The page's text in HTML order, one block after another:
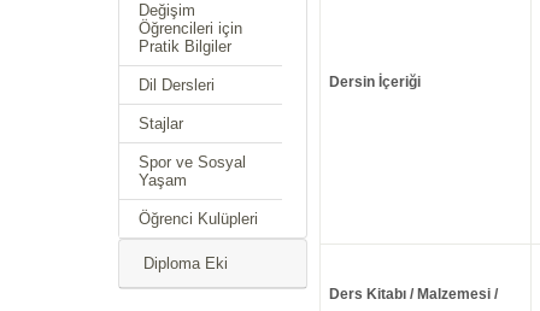
Değişim
Öğrencileri için
Pratik Bilgiler
Dil Dersleri
Stajlar
Spor ve Sosyal
Yaşam
Öğrenci Kulüpleri
Diploma Eki
Dersin İçeriği
Ders Kitabı / Malzemesi /